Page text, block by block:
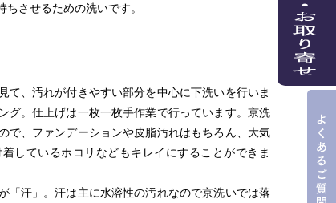
させるための洗いです。
て、汚れが付きやすい部分を中心に下洗いを行いま
グ。仕上げは一枚一枚手作業で行っています。京洗
で、ファンデーションや皮脂汚れはもちろん、大気
しているホコリなどもキレイにすることができま
「汗」。汗は主に水溶性の汚れなので京洗いでは落